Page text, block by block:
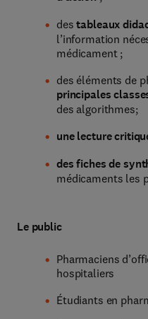
destableaux
l’information
médicament ;
des éléments de
principales
des algorithmes;
une lecture
des fiches de
médicaments les
Le public
Pharmaciens
hospitaliers
Étudiants en